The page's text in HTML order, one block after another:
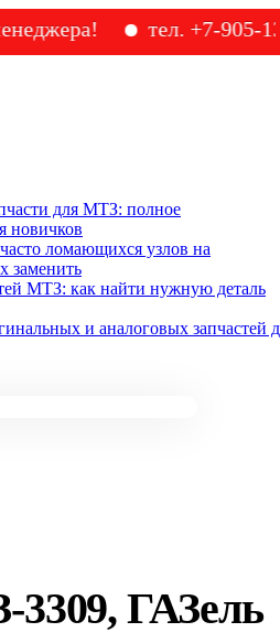
тел. +7-905-133-
для МТЗ: полное
новичков
ломающихся узлов на
заменить
МТЗ: как найти нужную деталь
и аналоговых
ГАЗель